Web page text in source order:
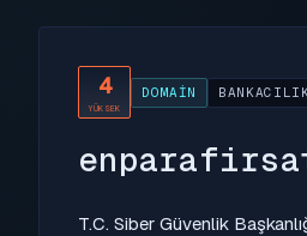
4
YÜKSEK
DOMAIN
T.C. Siber Güvenlik